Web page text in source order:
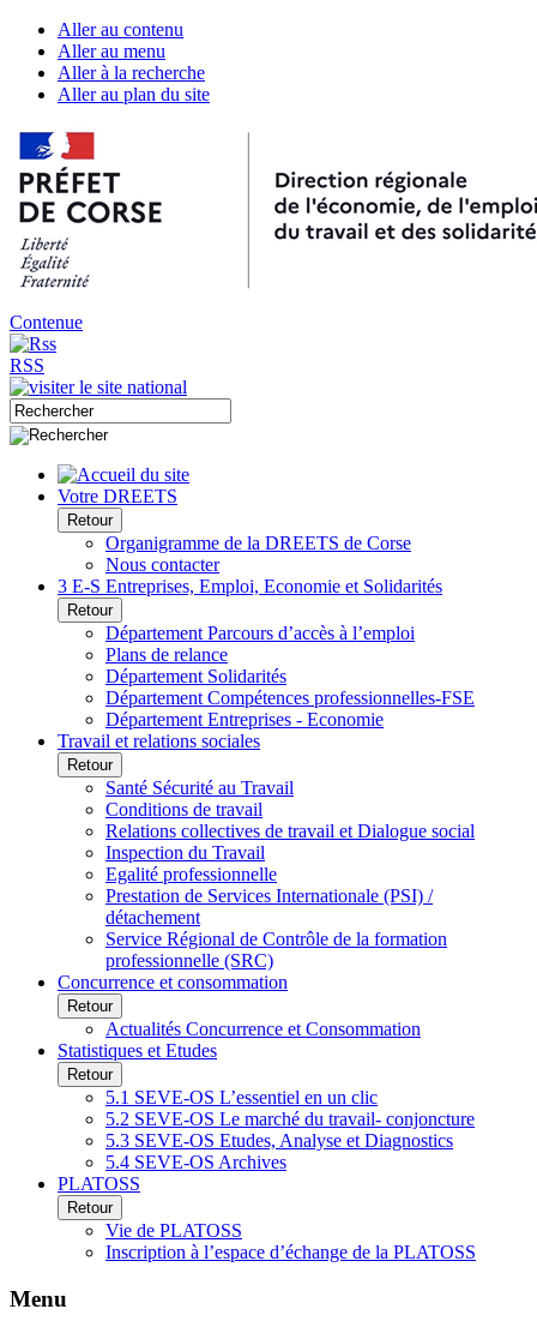
Aller au contenu
Aller au menu
Aller à la recherche
Aller au plan du site
Contenue
RSS
Votre DREETS
Retour
Organigramme de la DREETS de Corse
Nous contacter
3 E-S Entreprises, Emploi, Economie et Solidarités
Retour
Département Parcours d’accès à l’emploi
Plans de relance
Département Solidarités
Département Compétences professionnelles-FSE
Département Entreprises - Economie
Travail et relations sociales
Retour
Santé Sécurité au Travail
Conditions de travail
Relations collectives de travail et Dialogue social
Inspection du Travail
Egalité professionnelle
Prestation de Services Internationale (PSI) /
détachement
Service Régional de Contrôle de la formation
professionnelle (SRC)
Concurrence et consommation
Retour
Actualités Concurrence et Consommation
Statistiques et Etudes
Retour
5.1 SEVE-OS L’essentiel en un clic
5.2 SEVE-OS Le marché du travail- conjoncture
5.3 SEVE-OS Etudes, Analyse et Diagnostics
5.4 SEVE-OS Archives
PLATOSS
Retour
Vie de PLATOSS
Inscription à l’espace d’échange de la PLATOSS
Menu